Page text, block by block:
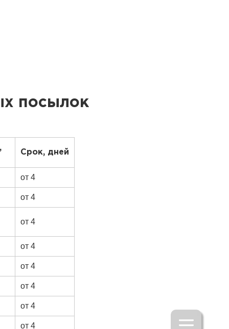
посылок
Срок, дней
от 4
от 4
от 4
от 4
от 4
от 4
от 4
от 4